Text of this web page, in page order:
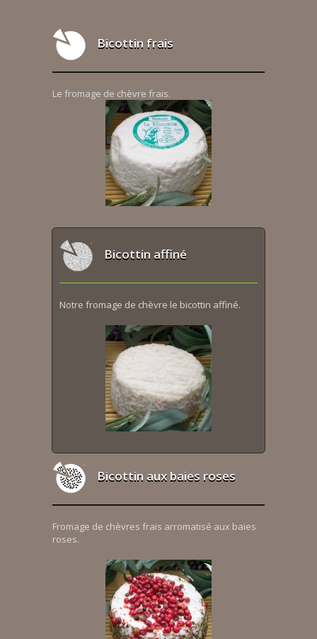
Bicottin frais
Le fromage de chèvre frais.
Bicottin affiné
Notre fromage de chèvre le bicottin affiné.
Bicottin aux baies roses
Fromage de chèvres frais arromatisé aux baies
roses.